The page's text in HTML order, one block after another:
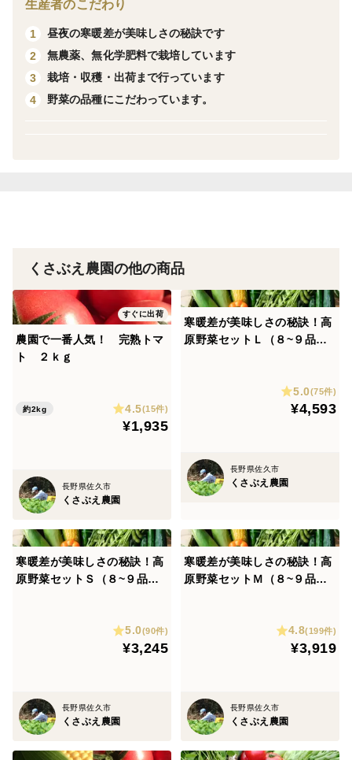
ここでは昼夜の寒暖の差が大きいため、「くさぶえ野
菜」は甘みがとても強く、ギュッと凝縮された野菜本来
の旨味をお楽しみいただけます。
詰めを行います。傷んだ葉はないか、虫食いの葉はない
か、虫はいないか、など、１つ１つ確認をしながら重さ
を計り、袋に詰めていきます。この作業が根気がいる大
変な作業なのですが、お客様に届ける野菜のとても重要
な作業です。
手伝っていただいています。大変な作業なのですが、み
んな野菜が大好きで、和気あいあいと楽しそうに作業を
工業製品のように全ての野菜を均一に揃えて栽培し、収
穫することは困難ですが、「これぐらいのサイズなら使
いやすいよね」、「この組み合わせなら料理しやすいか
な」、「少し虫食い跡があるけど、この程度なら調理し
て問題ないね」、「この形かわいいね！」など、主婦の
厳しい目、時に野菜に対する優しい目で調整作業をして
「こんな風に料理したら、子供たちが喜んで食べた
しながら出荷しています。
そんな普段使いの野菜を中心として、主婦の目線で袋詰
めした野菜を、皆様の食卓に届けていきます。
生産者のこだわり
1
昼夜の寒暖差が美味しさの秘訣です
2
無農薬、無化学肥料で栽培しています
3
栽培・収穫・出荷まで行っています
4
野菜の品種にこだわっています。
くさぶえ農園の他の商品
すぐに出荷
農園で一番人気！ 完熟トマ
ト ２ｋｇ
約2kg 4.5(15件)
¥1,935
長野県佐久市
くさぶえ農園
寒暖差が美味しさの秘訣！高
原野菜セットＬ（８~９品
5.0(75件)
¥4,593
長野県佐久市
くさぶえ農園
寒暖差が美味しさの秘訣！高
原野菜セットＳ（８~９品
5.0(90件)
¥3,245
長野県佐久市
くさぶえ農園
寒暖差が美味しさの秘訣！高
原野菜セットＭ（８~９品
4.8(199件)
¥3,919
長野県佐久市
くさぶえ農園